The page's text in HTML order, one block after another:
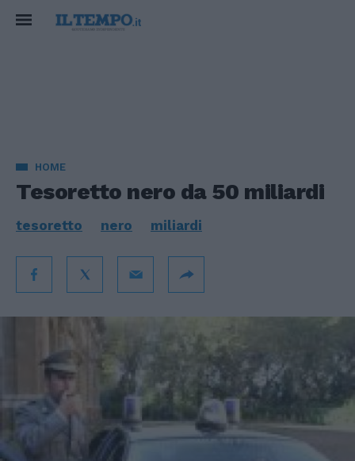
HOME
Tesoretto nero da 50 miliardi
tesoretto nero miliardi